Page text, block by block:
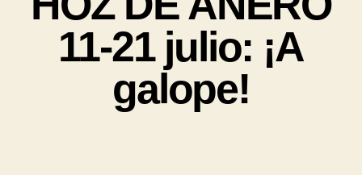
11-21 julio: ¡A
galope!